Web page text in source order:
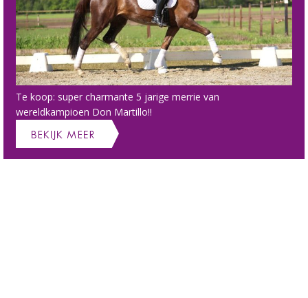
Te koop: super charmante 5 jarige merrie van
wereldkampioen Don Martillo!!